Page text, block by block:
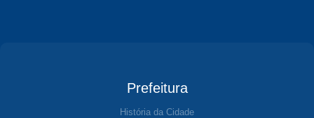
Prefeitura
História da Cidade